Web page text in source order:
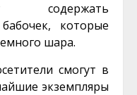
содержать
которые
шара.
смогут в
экземпляры